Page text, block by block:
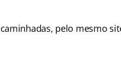
pelo mesmo